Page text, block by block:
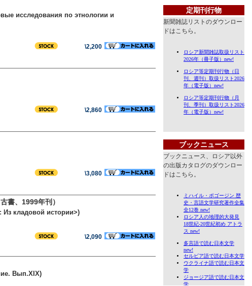
исследования по этнологии и
\2,200
\2,860
\3,080
書、1999年刊）
кладовой истории>)
\2,090
Вып.XIX)
定期刊行物
新聞雑誌リストのダウンロー
ドはこちら。
ブックニュース
ブックニュース、ロシア以外
の出版カタログのダウンロー
ドはこちら。